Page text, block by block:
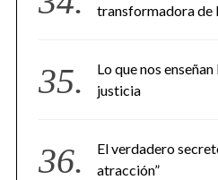
transformadora de
Lo que nos
justicia
El verdadero
atracción”